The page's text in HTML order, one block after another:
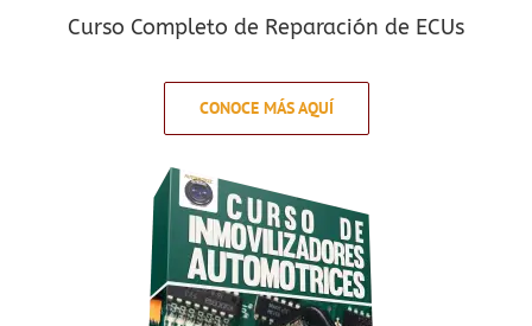
Curso Completo de Reparación de ECUs
CONOCE MÁS AQUÍ